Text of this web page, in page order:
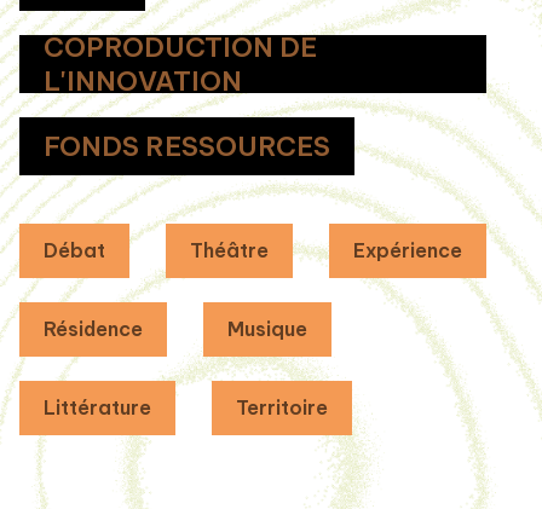
COPRODUCTION DE
L'INNOVATION
FONDS RESSOURCES
Débat Théâtre Expérience
Résidence Musique
Littérature Territoire